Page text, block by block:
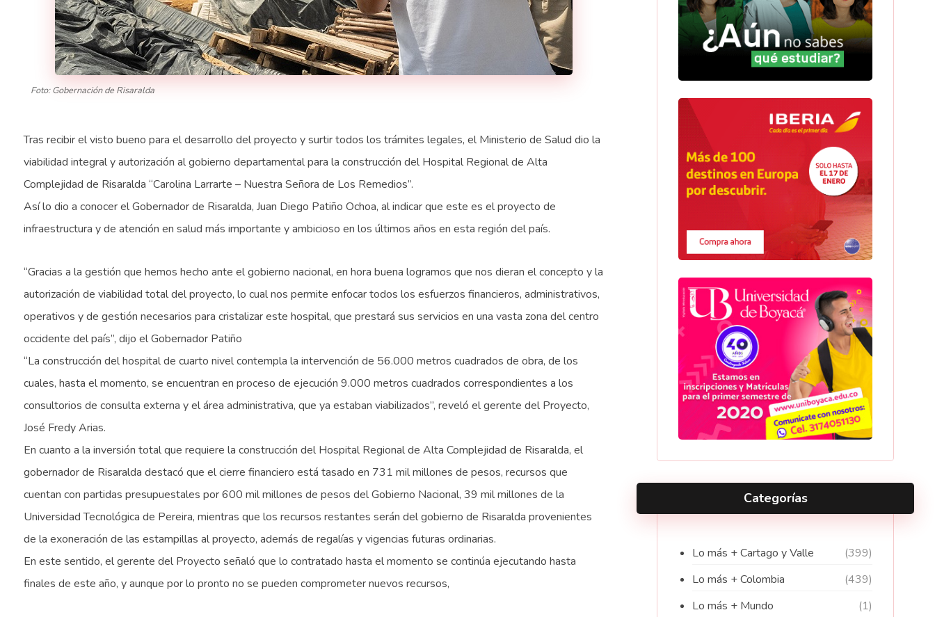
Foto: Gobernación de Risaralda
Tras recibir el visto bueno para el desarrollo del proyecto y surtir todos los trámites legales, el Ministerio de Salud dio la
viabilidad integral y autorización al gobierno departamental para la construcción del Hospital Regional de Alta
Complejidad de Risaralda “Carolina Larrarte – Nuestra Señora de Los Remedios”.
Así lo dio a conocer el Gobernador de Risaralda, Juan Diego Patiño Ochoa, al indicar que este es el proyecto de
infraestructura y de atención en salud más importante y ambicioso en los últimos años en esta región del país.
“Gracias a la gestión que hemos hecho ante el gobierno nacional, en hora buena logramos que nos dieran el concepto y la
autorización de viabilidad total del proyecto, lo cual nos permite enfocar todos los esfuerzos financieros, administrativos,
operativos y de gestión necesarios para cristalizar este hospital, que prestará sus servicios en una vasta zona del centro
occidente del país”, dijo el Gobernador Patiño
“La construcción del hospital de cuarto nivel contempla la intervención de 56.000 metros cuadrados de obra, de los
cuales, hasta el momento, se encuentran en proceso de ejecución 9.000 metros cuadrados correspondientes a los
consultorios de consulta externa y el área administrativa, que ya estaban viabilizados”, reveló el gerente del Proyecto,
José Fredy Arias.
En cuanto a la inversión total que requiere la construcción del Hospital Regional de Alta Complejidad de Risaralda, el
gobernador de Risaralda destacó que el cierre financiero está tasado en 731 mil millones de pesos, recursos que
cuentan con partidas presupuestales por 600 mil millones de pesos del Gobierno Nacional, 39 mil millones de la
Universidad Tecnológica de Pereira, mientras que los recursos restantes serán del gobierno de Risaralda provenientes
de la exoneración de las estampillas al proyecto, además de regalías y vigencias futuras ordinarias.
En este sentido, el gerente del Proyecto señaló que lo contratado hasta el momento se continúa ejecutando hasta
finales de este año, y aunque por lo pronto no se pueden comprometer nuevos recursos,
Categorías
Lo más + Cartago y Valle
(399)
Lo más + Colombia
(439)
Lo más + Mundo
(1)